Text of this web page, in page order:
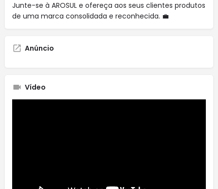
Junte-se à AROSUL e ofereça aos seus clientes produtos
de uma marca consolidada e reconhecida. 💼
Anúncio
Vídeo